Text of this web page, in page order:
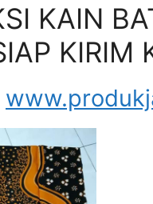
KAIN
KIRIM